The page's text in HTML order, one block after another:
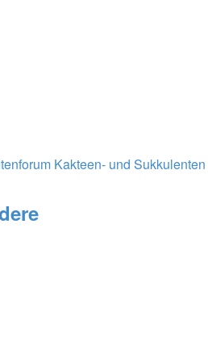
Kakteen- und Sukkulenten